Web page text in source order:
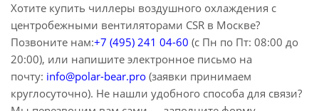
Хотите купить чиллеры воздушного охлаждения с
центробежными вентиляторами CSR в Москве?
Позвоните нам:+7 (495) 241 04-60 (с Пн по Пт: 08:00 до
20:00), или напишите электронное письмо на
почту: info@polar-bear.pro (заявки принимаем
круглосуточно). Не нашли удобного способа для связи?